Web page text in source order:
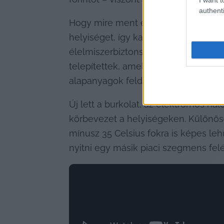
Hogy mire ment el a
helyiséget, így kapták meg a
élelmiszerbiztonsági
telepítettek, amelyek alkalmasak a
alapanyagok feldolgozására,
Új lett a burkolat, az elektromos
körbevezet a helyiségeken.
mínusz 35 Celsius fokra is képes
nyitni egy másik piaci szegmens